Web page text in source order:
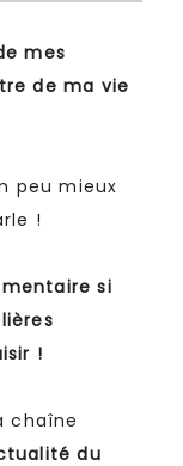
mes
de ma vie
peu mieux
!
si
!
chaîne
du